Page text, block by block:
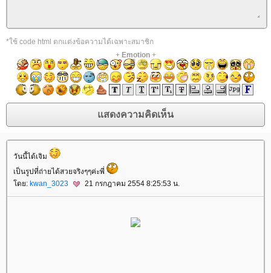
*ใช้ code html ตกแต่งข้อความได้เฉพาะสมาชิก
+ Emotion+
วันนี้ได้เจิม
เป็นรูปที่ถ่ายได้สวยจริงๆๆค่ะพี่
ดย: kwan_3023 21 กรกฎาคม 2554 8:25:53 น.